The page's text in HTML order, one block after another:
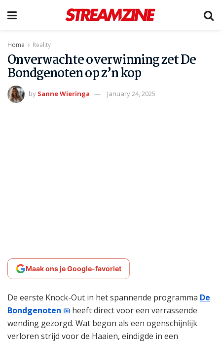
Home Reality
Onverwachte overwinning zet De
Bondgenoten op z’n kop
by Sanne Wieringa January 24, 2025
Maak ons je Google-favoriet
De eerste Knock-Out in het spannende programma De
Bondgenoten
heeft direct voor een verrassende
wending gezorgd. Wat begon als een ogenschijnlijk
verloren strijd voor de Haaien, eindigde in een